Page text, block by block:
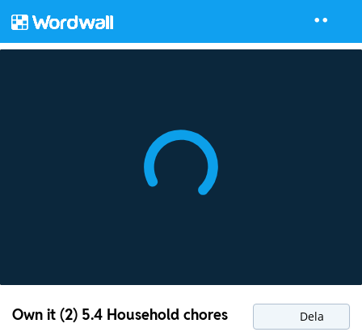
Own it (2) 5.4 Household chores Dela